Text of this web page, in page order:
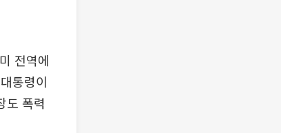
전역에
통령이
도 폭력